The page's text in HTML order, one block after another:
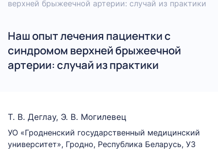
верхней брыжеечной артерии: случай из практики
Наш опыт лечения пациентки с
синдромом верхней брыжеечной
артерии: случай из практики
Т. В. Деглау, Э. В. Могилевец
УО «Гродненский государственный медицинский
университет», Гродно, Республика Беларусь, УЗ